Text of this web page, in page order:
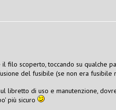
filo scoperto, toccando su qualche
del fusibile (se non era fusibile
libretto di uso e manutenzione,
più sicuro